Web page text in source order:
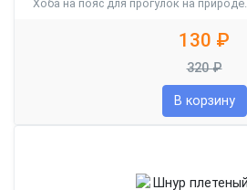
Хоба на пояс для прогулок на природе.
130 ₽
320 ₽
В корзину